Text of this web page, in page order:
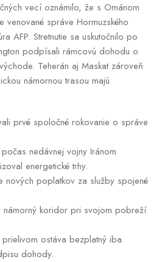
vecí oznámilo, že s Ománom
správe Hormuzského
AFP. Stretnutie sa uskutočnilo po
podpísali rámcovú dohodu o
Teherán aj Maskat zároveň
námornou trasou majú
prvé spoločné rokovanie o správe
nedávnej vojny Iránom
energetické trhy.
nových poplatkov za služby spojené
námorný koridor pri svojom pobreží
ostáva bezplatný iba
dohody.